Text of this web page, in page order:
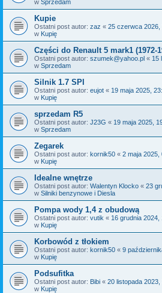
w Sprzedam
Kupie
Ostatni post autor: zaz « 25 czerwca 2026,
w Kupię
Części do Renault 5 mark1 (1972-
Ostatni post autor: szumek@yahoo.pl « 15
w Sprzedam
Silnik 1.7 SPI
Ostatni post autor: eujot « 19 maja 2025,
w Kupię
sprzedam R5
Ostatni post autor: J23G « 19 maja 2025,
w Sprzedam
Zegarek
Ostatni post autor: kornik50 « 2 maja 2025,
w Kupię
Idealne wnętrze
Ostatni post autor: Walentyn Klocko « 23
w Silniki benzynowe i Diesla
Pompa wody 1,4 z obudową
Ostatni post autor: vutik « 16 grudnia 2024,
w Kupię
Korbowód z tłokiem
Ostatni post autor: kornik50 « 9
w Kupię
Podsufitka
Ostatni post autor: Bibi « 20 listopada 2023,
w Kupię